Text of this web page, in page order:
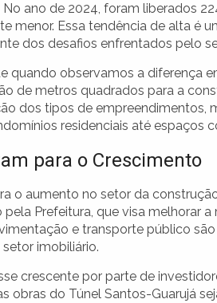
ano de 2024, foram liberados
menor. Essa tendência de alta é
dos desafios enfrentados pelo
quando observamos a diferença
de metros quadrados para a
dos tipos de empreendimentos,
residenciais até espaços
para o Crescimento
o aumento no setor da
Prefeitura, que visa melhorar
e transporte público
imobiliário.
crescente por parte de
obras do Túnel Santos-Guarujá